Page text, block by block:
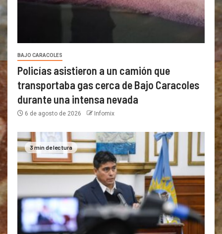
BAJO CARACOLES
Policías asistieron a un camión que
transportaba gas cerca de Bajo Caracoles
durante una intensa nevada
6 de agosto de 2026 Infomix
3 min de lectura